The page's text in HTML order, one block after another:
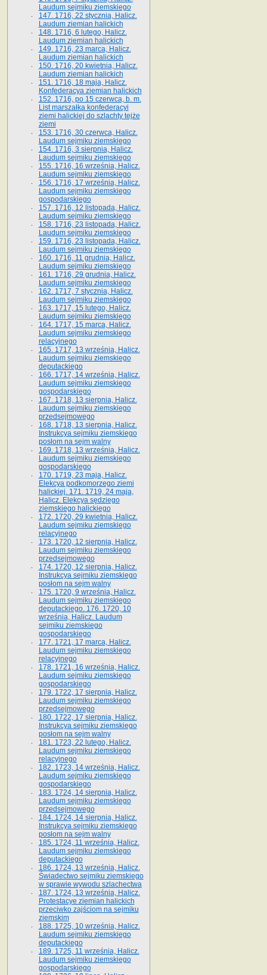
Laudum sejmiku ziemskiego
147. 1716, 22 stycznia, Halicz.
Laudum ziemian halickich
148. 1716, 6 lutego, Halicz.
Laudum ziemian halickich
149. 1716, 23 marca, Halicz.
Laudum ziemian halickich
150. 1716, 20 kwietnia, Halicz.
Laudum ziemian halickich
151. 1716, 18 maja, Halicz.
Konfederacya ziemian halickich
152. 1716, po 15 czerwca, b. m.
List marszałka konfederacyi
ziemi halickiej do szlachty tejże
ziemi
153. 1716, 30 czerwca, Halicz.
Laudum sejmiku ziemskiego
154. 1716, 3 sierpnia, Halicz.
Laudum sejmiku ziemskiego
155. 1716, 16 września, Halicz.
Laudum sejmiku ziemskiego
156. 1716, 17 września, Halicz.
Laudum sejmiku ziemskiego
gospodarskiego
157. 1716, 12 listopada, Halicz.
Laudum sejmiku ziemskiego
158. 1716, 23 listopada, Halicz.
Laudum sejmiku ziemskiego
159. 1716, 23 listopada, Halicz.
Laudum sejmiku ziemskiego
160. 1716, 11 grudnia, Halicz.
Laudum sejmiku ziemskiego
161. 1716, 29 grudnia, Halicz.
Laudum sejmiku ziemskiego
162. 1717, 7 stycznia, Halicz.
Laudum sejmiku ziemskiego
163. 1717, 15 lutego, Halicz.
Laudum sejmiku ziemskiego
164. 1717, 15 marca, Halicz.
Laudum sejmiku ziemskiego
relacyjnego
165. 1717, 13 września, Halicz.
Laudum sejmiku ziemskiego
deputackiego
166. 1717, 14 września, Halicz.
Laudum sejmiku ziemskiego
gospodarskiego
167. 1718, 13 sierpnia, Halicz.
Laudum sejmiku ziemskiego
przedsejmowego
168. 1718, 13 sierpnia, Halicz.
Instrukcya sejmiku ziemskiego
posłom na sejm walny
169. 1718, 13 września, Halicz.
Laudum sejmiku ziemskiego
gospodarskiego
170. 1719, 23 maja, Halicz.
Elekcya podkomorzego ziemi
halickiej. 171. 1719, 24 maja,
Halicz. Elekcya sędziego
ziemskiego halickiego
172. 1720, 29 kwietnia, Halicz.
Laudum sejmiku ziemskiego
relacyjnego
173. 1720, 12 sierpnia, Halicz.
Laudum sejmiku ziemskiego
przedsejmowego
174. 1720, 12 sierpnia, Halicz.
Instrukcya sejmiku ziemskiego
posłom na sejm walny
175. 1720, 9 września, Halicz.
Laudum sejmiku ziemskiego
deputackiego. 176. 1720, 10
września, Halicz. Laudum
sejmiku ziemskiego
gospodarskiego
177. 1721, 17 marca, Halicz.
Laudum sejmiku ziemskiego
relacyjnego
178. 1721, 16 września, Halicz.
Laudum sejmiku ziemskiego
gospodarskiego
179. 1722, 17 sierpnia, Halicz.
Laudum sejmiku ziemskiego
przedsejmowego
180. 1722, 17 sierpnia, Halicz.
Instrukcya sejmiku ziemskiego
posłom na sejm walny
181. 1723, 22 lutego, Halicz.
Laudum sejmiku ziemskiego
relacyjnego
182. 1723, 14 września, Halicz.
Laudum sejmiku ziemskiego
gospodarskiego
183. 1724, 14 sierpnia, Halicz.
Laudum sejmiku ziemskiego
przedsejmowego
184. 1724, 14 sierpnia, Halicz.
Instrukcya sejmiku ziemskiego
posłom na sejm walny
185. 1724, 11 września, Halicz.
Laudum sejmiku ziemskiego
deputackiego
186. 1724, 13 września, Halicz.
Świadectwo sejmiku ziemskiego
w sprawie wywodu szlachectwa
187. 1724, 13 września, Halicz.
Protestacye ziemian halickich
przeciwko zajściom na sejmiku
ziemskim
188. 1725, 10 września, Halicz.
Laudum sejmiku ziemskiego
deputackiego
189. 1725, 11 września, Halicz.
Laudum sejmiku ziemskiego
gospodarskiego